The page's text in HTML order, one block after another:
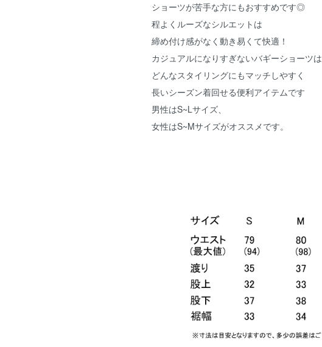
ショーツが苦手な方にもおすすめです◎
程よくルーズなシルエットは
締め付け感がなく動き易くて快適！
カジュアルになりすぎないバギーショーツは
どんなスタイリングにもマッチしやすく
長いシーズン着回せる便利アイテムです
男性はS~Lサイズ、
女性はS~Mサイズがオススメです。